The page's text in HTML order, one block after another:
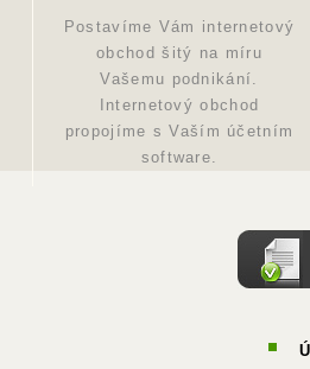
Postavíme Vám internetový
obchod šitý na míru
Vašemu podnikání.
Internetový obchod
propojíme s Vaším účetním
software.